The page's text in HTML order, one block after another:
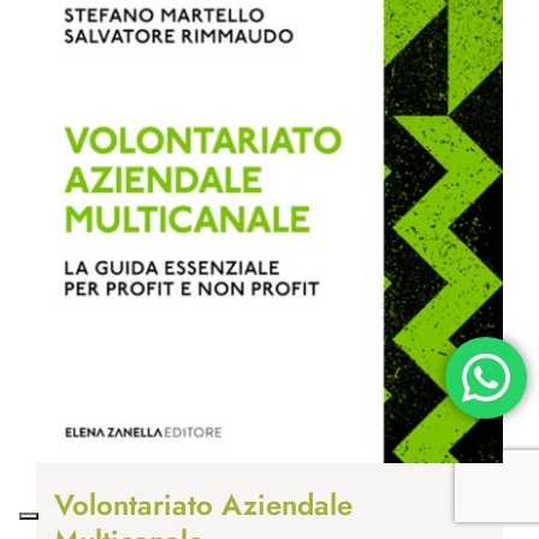
Volontariato Aziendale